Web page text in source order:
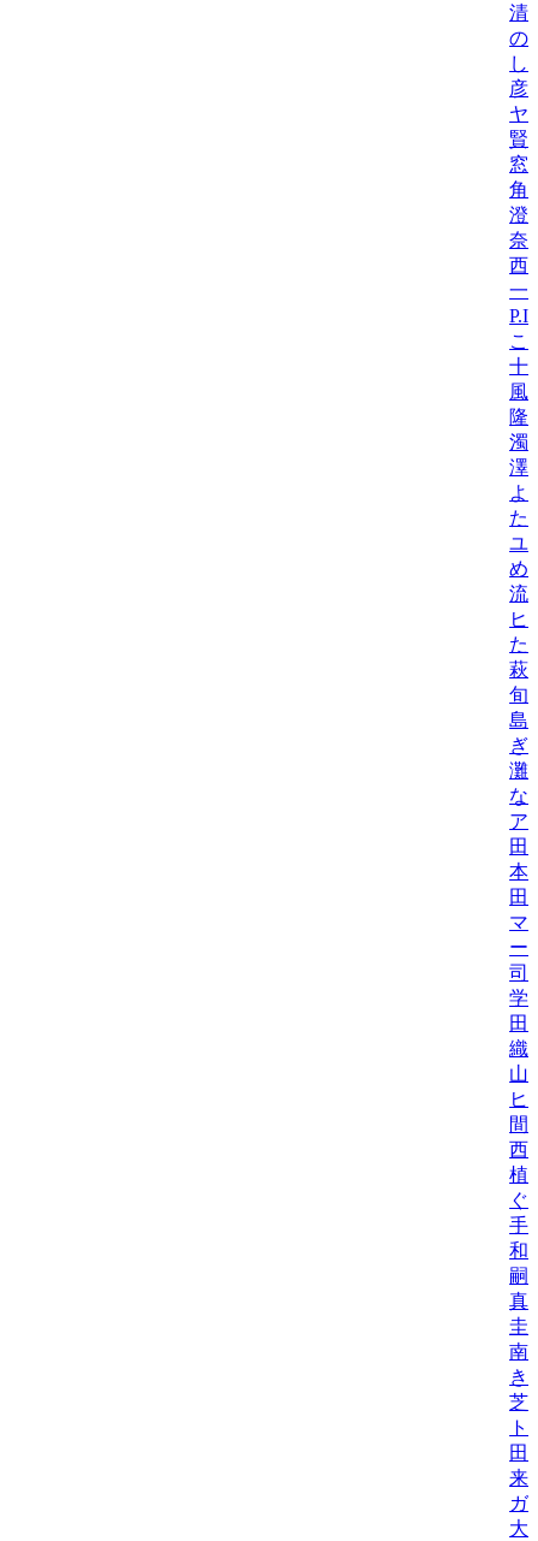
清
の/
し
彦
ヤ
賢
窓
角
澄/
奈
西
一/
こ
十
風
隆/
濁/
澤
よ
た
ユ
め
流
ヒ
た
萩
旬/
島
ぎ
灘
な
ア
田
本
田
マ
ー
司/
学/
田
織/
山
ヒ
間
西
植
ぐ
手
和/
嗣/
真/
圭
南
き
芝
ト
田
来/
ガ
大